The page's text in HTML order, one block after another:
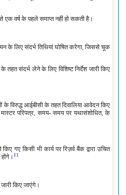
एक वर्ष के पहले समाप्त नहीं हो सकती है।
के लिए संदर्भ तिथियां घोषित करेगा, जिससे चूक
संदर्भ लेने के लिए विशिष्ट निर्देश जारी किए
के विरुद्ध आईबीसी के तहत दिवालिया आवेदन किए
परिपत्र, समय- समय पर यथासंशोधित, के
गए किसी भी कार्य पर रिज़र्व बैंक द्वारा उचित
11
किए जाएंगे।